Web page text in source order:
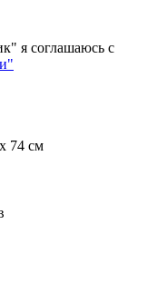
я соглашаюсь с
74 см